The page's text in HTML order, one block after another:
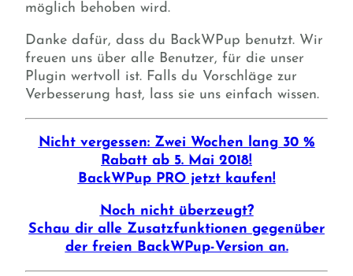
möglich behoben wird.
Danke dafür, dass du BackWPup benutzt. Wir
freuen uns über alle Benutzer, für die unser
Plugin wertvoll ist. Falls du Vorschläge zur
Verbesserung hast, lass sie uns einfach wissen.
Nicht vergessen: Zwei Wochen lang 30 %
Rabatt ab 5. Mai 2018!
BackWPup PRO jetzt kaufen!
Noch nicht überzeugt?
Schau dir alle Zusatzfunktionen gegenüber
der freien BackWPup-Version an.